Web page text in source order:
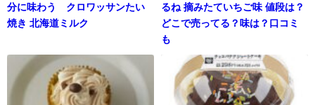
分に味わう クロワッサンたい
焼き 北海道ミルク
るね 摘みたていちご味 値段は？
どこで売ってる？味は？口コミ
も